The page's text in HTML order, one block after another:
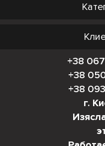
+38
+38
+38
г.